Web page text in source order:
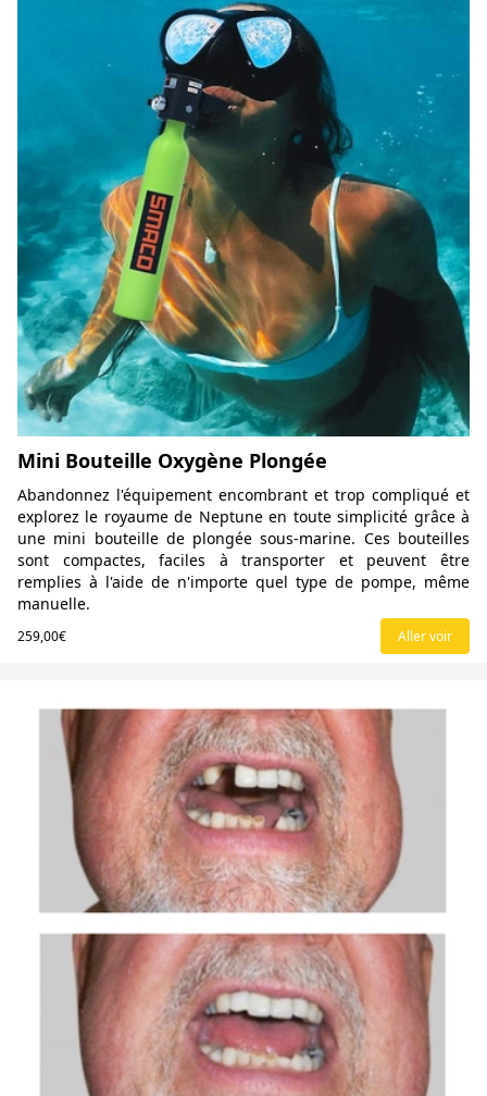
Mini Bouteille Oxygène Plongée
Abandonnez l'équipement encombrant et trop compliqué et
explorez le royaume de Neptune en toute simplicité grâce à
une mini bouteille de plongée sous-marine. Ces bouteilles
sont compactes, faciles à transporter et peuvent être
remplies à l'aide de n'importe quel type de pompe, même
manuelle.
259,00€ Aller voir